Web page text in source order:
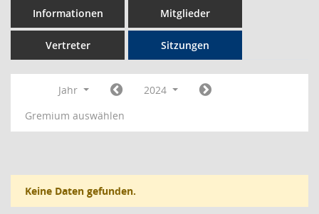
Informationen Mitglieder
Vertreter Sitzungen
Jahr
2024
Gremium auswählen
Keine Daten gefunden.